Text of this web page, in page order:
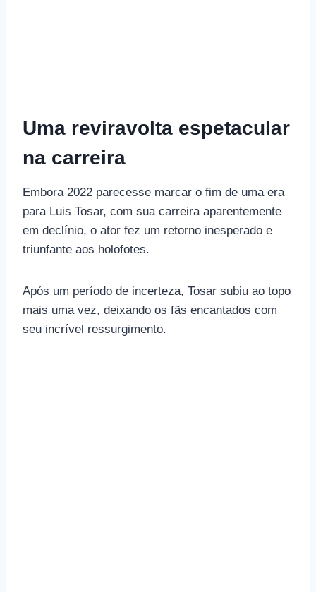
Uma reviravolta espetacular
na carreira
Embora 2022 parecesse marcar o fim de uma era
para Luis Tosar, com sua carreira aparentemente
em declínio, o ator fez um retorno inesperado e
triunfante aos holofotes.
Após um período de incerteza, Tosar subiu ao topo
mais uma vez, deixando os fãs encantados com
seu incrível ressurgimento.